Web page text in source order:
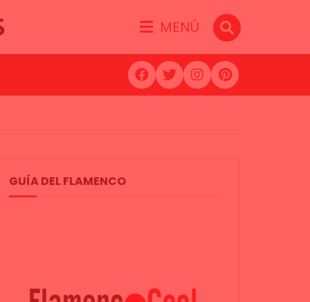
MENÚ
GUÍA DEL FLAMENCO